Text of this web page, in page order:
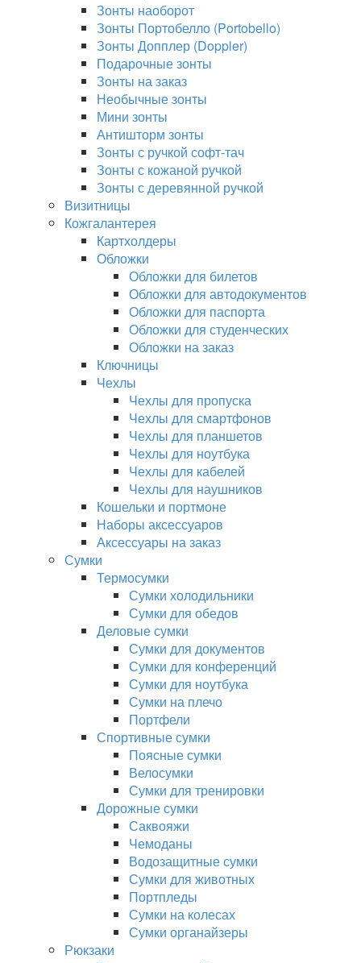
Зонты наоборот
Зонты Портобелло (Portobello)
Зонты Допплер (Doppler)
Подарочные зонты
Зонты на заказ
Необычные зонты
Мини зонты
Антишторм зонты
Зонты с ручкой софт-тач
Зонты с кожаной ручкой
Зонты с деревянной ручкой
Визитницы
Кожгалантерея
Картхолдеры
Обложки
Обложки для билетов
Обложки для автодокументов
Обложки для паспорта
Обложки для студенческих
Обложки на заказ
Ключницы
Чехлы
Чехлы для пропуска
Чехлы для смартфонов
Чехлы для планшетов
Чехлы для ноутбука
Чехлы для кабелей
Чехлы для наушников
Кошельки и портмоне
Наборы аксессуаров
Аксессуары на заказ
Сумки
Термосумки
Сумки холодильники
Сумки для обедов
Деловые сумки
Сумки для документов
Сумки для конференций
Сумки для ноутбука
Сумки на плечо
Портфели
Спортивные сумки
Поясные сумки
Велосумки
Сумки для тренировки
Дорожные сумки
Саквояжи
Чемоданы
Водозащитные сумки
Сумки для животных
Портпледы
Сумки на колесах
Сумки органайзеры
Рюкзаки